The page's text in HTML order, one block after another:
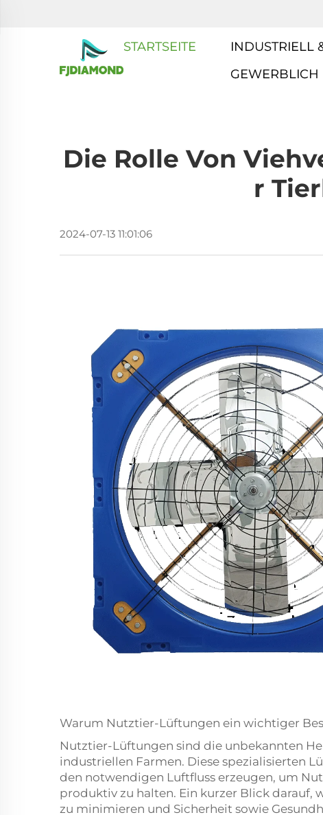
STARTSEITE
INDUSTRIELL
GEWERBLICH
Die Rolle Von
R
2024-07-13 11:01:06
Warum Nutztier-Lüftungen ein wichtiger
Nutztier-Lüftungen sind die unbekannten
industriellen Farmen. Diese spezialisierten
den notwendigen Luftfluss erzeugen, um
produktiv zu halten. Ein kurzer Blick darauf,
zu minimieren und Sicherheit sowie